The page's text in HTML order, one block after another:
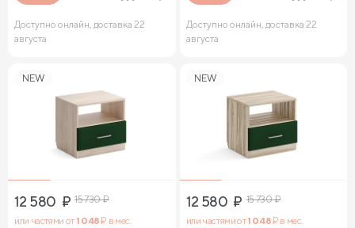
Доступно онлайн, доставка 22
августа
Доступно онлайн, доставка 22
августа
NEW
12 580 ₽ 15 730₽
или частями от1 048₽ в мес.
NEW
12 580 ₽ 15 730₽
или частями от1 048₽ в мес.